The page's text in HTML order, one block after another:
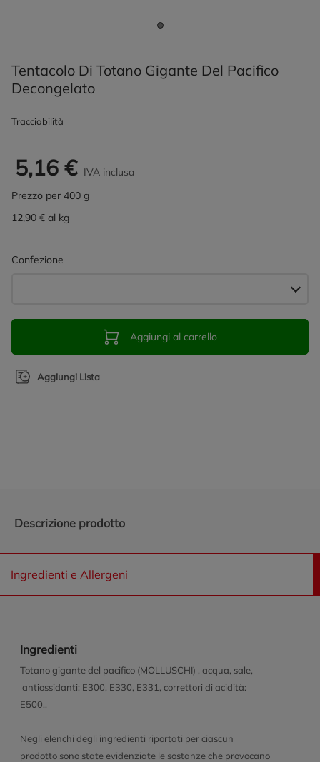
Tentacolo Di Totano Gigante Del Pacifico
Decongelato
Tracciabilità
5,16 € IVA inclusa
Prezzo per 400 g
12,90 € al kg
Confezione
Aggiungi al carrello
Aggiungi Lista
Descrizione prodotto
Ingredienti e Allergeni
Ingredienti
Totano gigante del pacifico (MOLLUSCHI) , acqua, sale,
antiossidanti: E300, E330, E331, correttori di acidità:
E500..
Negli elenchi degli ingredienti riportati per ciascun
prodotto sono state evidenziate le sostanze che provocano